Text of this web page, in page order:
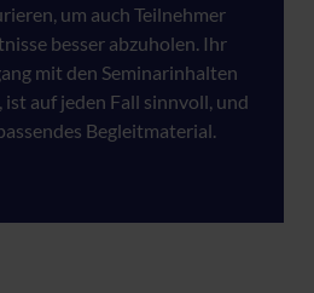
um auch Teilnehmer
besser abzuholen. Ihr
mit den Seminarinhalten
auf jeden Fall sinnvoll, und
Begleitmaterial.